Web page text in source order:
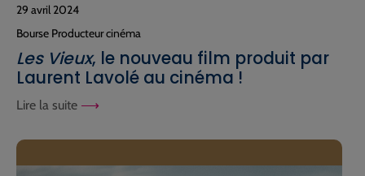
29 avril 2024
Bourse Producteur cinéma
Les Vieux, le nouveau film produit par
Laurent Lavolé au cinéma !
Lire la suite